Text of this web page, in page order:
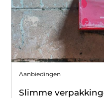
Aanbiedingen
Slimme